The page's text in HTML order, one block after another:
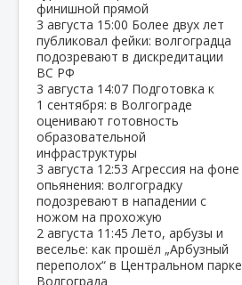
финишной прямой
3 августа 15:00 Более двух лет
публиковал фейки: волгоградца
подозревают в дискредитации
ВС РФ
3 августа 14:07 Подготовка к
1 сентября: в Волгограде
оценивают готовность
образовательной
инфраструктуры
3 августа 12:53 Агрессия на фоне
опьянения: волгоградку
подозревают в нападении с
ножом на прохожую
2 августа 11:45Лето, арбузы и
веселье: как прошёл „Арбузный
переполох“ в Центральном парке
Волгограда